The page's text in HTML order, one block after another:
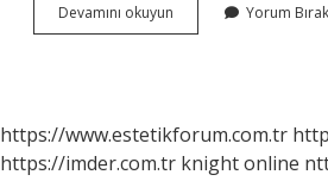
Devamını okuyun Sevdiğin
Kişiye
Yorum Bırak
https://www.estetikforum.com.tr
https://imder.com.tr knight online